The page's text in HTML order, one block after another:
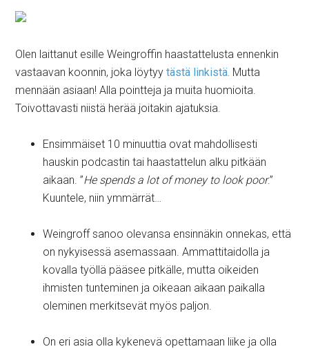
Olen laittanut esille Weingroffin haastattelusta ennenkin
vastaavan koonnin, joka löytyytästä linkistä. Mutta
mennään asiaan! Alla pointteja ja muita huomioita.
Toivottavasti niistä herää joitakin ajatuksia.
Ensimmäiset 10 minuuttia ovat mahdollisesti
hauskin podcastin tai haastattelun alku pitkään
aikaan. ”He spends a lot of money to look poor.”
Kuuntele, niin ymmärrät…
Weingroff sanoo olevansa ensinnäkin onnekas, että
on nykyisessä asemassaan. Ammattitaidolla ja
kovalla työllä pääsee pitkälle, mutta oikeiden
ihmisten tunteminen ja oikeaan aikaan paikalla
oleminen merkitsevät myös paljon.
On eri asia olla kykenevä opettamaan liike ja olla